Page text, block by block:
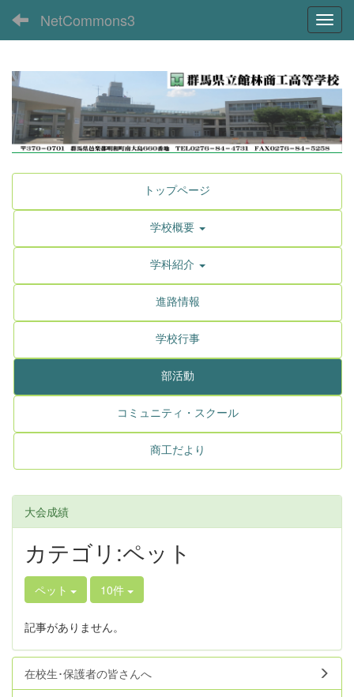
NetCommons3
トップページ
学校概要
学科紹介
進路情報
学校行事
部活動
コミュニティ・スクール
商工だより
大会成績
カテゴリ:ペット
ペット 10件
記事がありません。
在校生･保護者の皆さんへ